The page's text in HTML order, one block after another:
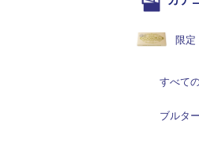
限定
すべて
ブルタ